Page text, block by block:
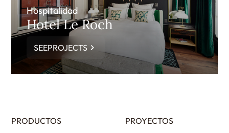
Hospitalidad
Hotel Le Roch
SEEPROJECTS
PRODUCTOS
PROYECTOS